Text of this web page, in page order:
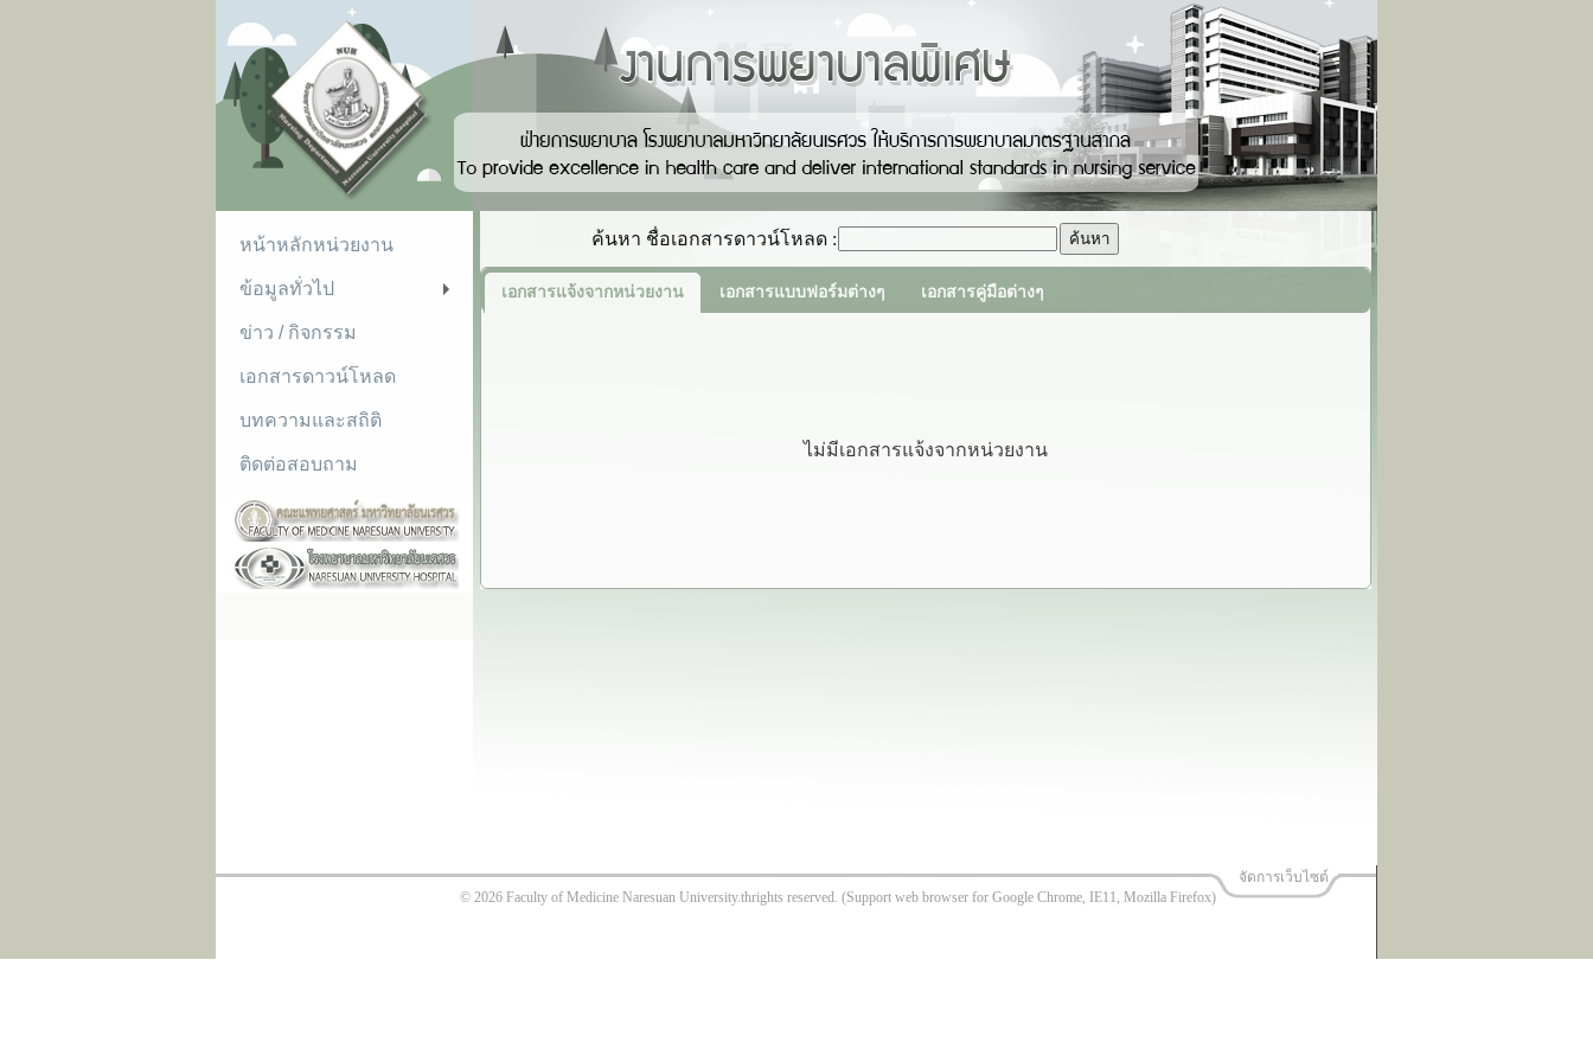
หน้าหลักหน่วยงาน
ข้อมูลทั่วไป
ข่าว / กิจกรรม
เอกสารดาวน์โหลด
บทความและสถิติ
ติดต่อสอบถาม
ค้นหา ชื่อเอกสารดาวน์โหลด :
เอกสารแจ้งจากหน่วยงาน เอกสารแบบฟอร์มต่างๆ เอกสารคู่มือต่างๆ
ไม่มีเอกสารแจ้งจากหน่วยงาน
จัดการเว็บไซต์
© 2026 Faculty of Medicine Naresuan University.thrights reserved. (Support web browser for Google Chrome, IE11, Mozilla Firefox)